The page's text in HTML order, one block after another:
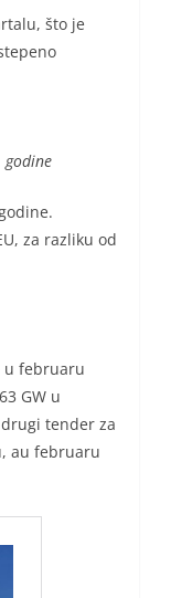
što je
godine
za razliku od
u februaru
GW u
tender za
au februaru